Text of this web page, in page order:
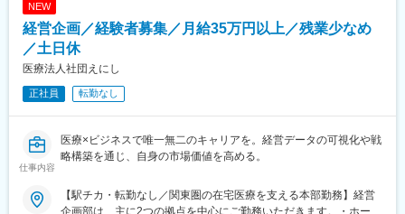
NEW
経営企画／経験者募集／月給35万円以上／残業少なめ
／土日休
医療法人社団えにし
正社員 転勤なし
仕事内容
医療×ビジネスで唯一無二のキャリアを。経営データの可視化や戦
略構築を通じ、自身の市場価値を高める。
【駅チカ・転勤なし／関東圏の在宅医療を支える本部勤務】経営
企画部は、主に2つの拠点を中心にご勤務いただきます。・ホーム